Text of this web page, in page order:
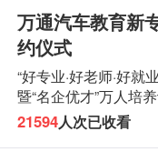
万通汽车教育新
约仪式
“好专业·好老师·好
暨“名企优才”万人培
21594人次已收看